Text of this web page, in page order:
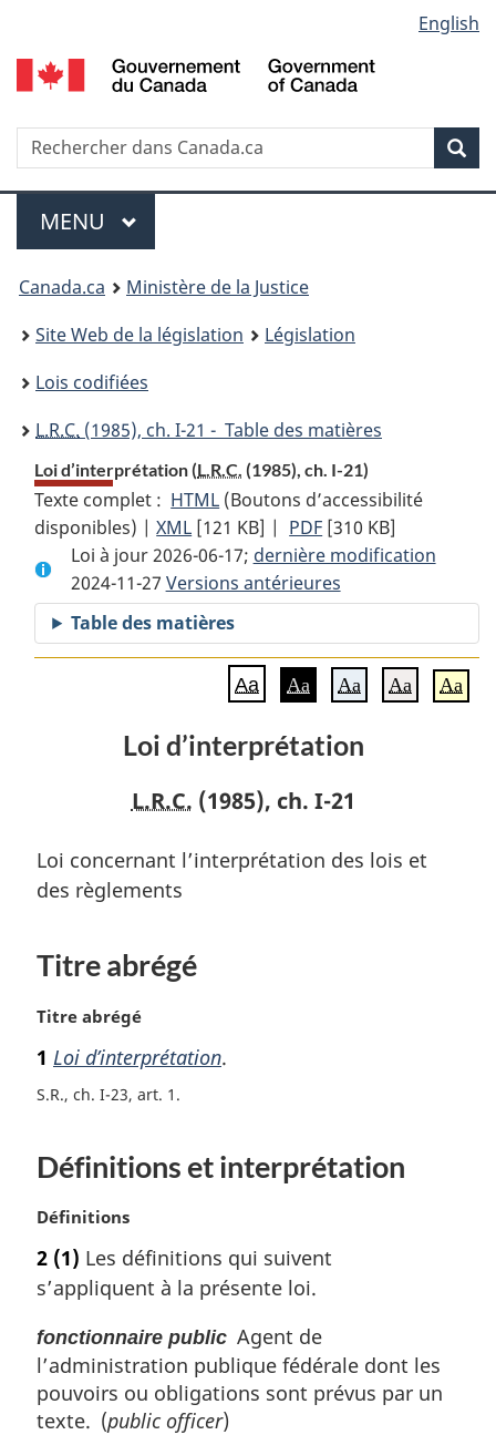
au
contenu
propos
de
la
HTML
simplifiée
selection
English
Recherche
Menu
MENU PRINCIPAL
You
are
here:
Canada.ca
Ministère de la Justice
Site Web de la législation
Législation
Lois codifiées
L.R.C. (1985), ch. I-21 - Table des matières
Loi d’interprétation (L.R.C. (1985), ch. I-21)
Texte complet : HTML Texte
complet
:
Loi
d’interprétation
(Boutons d’accessibilité
disponibles) |XML Texte
complet
:
Loi
d’interprétation
[121 KB] | PDF Texte
complet
:
Loi
d’interprétation
[310 KB]
Loi à jour 2026-06-17; dernière modification
2024-11-27 Versions antérieures
Table des matières
Aa Aa Aa Aa Aa
Loi d’interprétation
L.R.C. (1985), ch. I-21
Loi concernant l’interprétation des lois et
des règlements
Titre abrégé
N
t
e
r
i
a
l
:
Titre abrégé
1 Loi d’interprétation.
S.R., ch. I-23, art. 1
Définitions et interprétation
N
t
e
a
r
g
i
Définitions
2 (1) Les définitions qui suivent
s’appliquent à la présente loi.
fonctionnaire public Agent de
l’administration publique fédérale dont les
pouvoirs ou obligations sont prévus par un
texte. (public officer)